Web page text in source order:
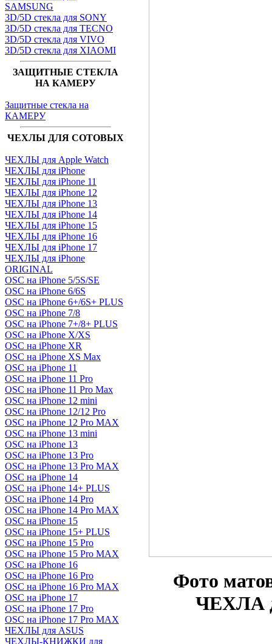
SAMSUNG
3D/5D стекла для SONY
3D/5D стекла для TECNO
3D/5D стекла для VIVO
3D/5D стекла для XIAOMI
ЗАЩИТНЫЕ СТЕКЛА
НА КАМЕРУ
Защитные стекла на
КАМЕРУ
ЧЕХЛЫ ДЛЯ СОТОВЫХ
ЧЕХЛЫ для Apple Watch
ЧЕХЛЫ для iPhone
ЧЕХЛЫ для iPhone 11
ЧЕХЛЫ для iPhone 12
ЧЕХЛЫ для iPhone 13
ЧЕХЛЫ для iPhone 14
ЧЕХЛЫ для iPhone 15
ЧЕХЛЫ для iPhone 16
ЧЕХЛЫ для iPhone 17
ЧЕХЛЫ для iPhone
ORIGINAL
OSC на iPhone 5/5S/SE
OSC на iPhone 6/6S
OSC на iPhone 6+/6S+ PLUS
OSC на iPhone 7/8
OSC на iPhone 7+/8+ PLUS
OSC на iPhone X/XS
OSC на iPhone XR
OSC на iPhone XS Max
OSC на iPhone 11
OSC на iPhone 11 Pro
OSC на iPhone 11 Pro Max
OSC на iPhone 12 mini
OSC на iPhone 12/12 Pro
OSC на iPhone 12 Pro MAX
OSC на iPhone 13 mini
OSC на iPhone 13
OSC на iPhone 13 Pro
OSC на iPhone 13 Pro MAX
OSC на iPhone 14
OSC на iPhone 14+ PLUS
OSC на iPhone 14 Pro
OSC на iPhone 14 Pro MAX
OSC на iPhone 15
OSC на iPhone 15+ PLUS
OSC на iPhone 15 Pro
OSC на iPhone 15 Pro MAX
OSC на iPhone 16
OSC на iPhone 16 Pro
OSC на iPhone 16 Pro MAX
OSC на iPhone 17
OSC на iPhone 17 Pro
OSC на iPhone 17 Pro MAX
ЧЕХЛЫ для ASUS
ЧЕХЛЫ-КНИЖКИ для
Фото
ЧЕХЛА